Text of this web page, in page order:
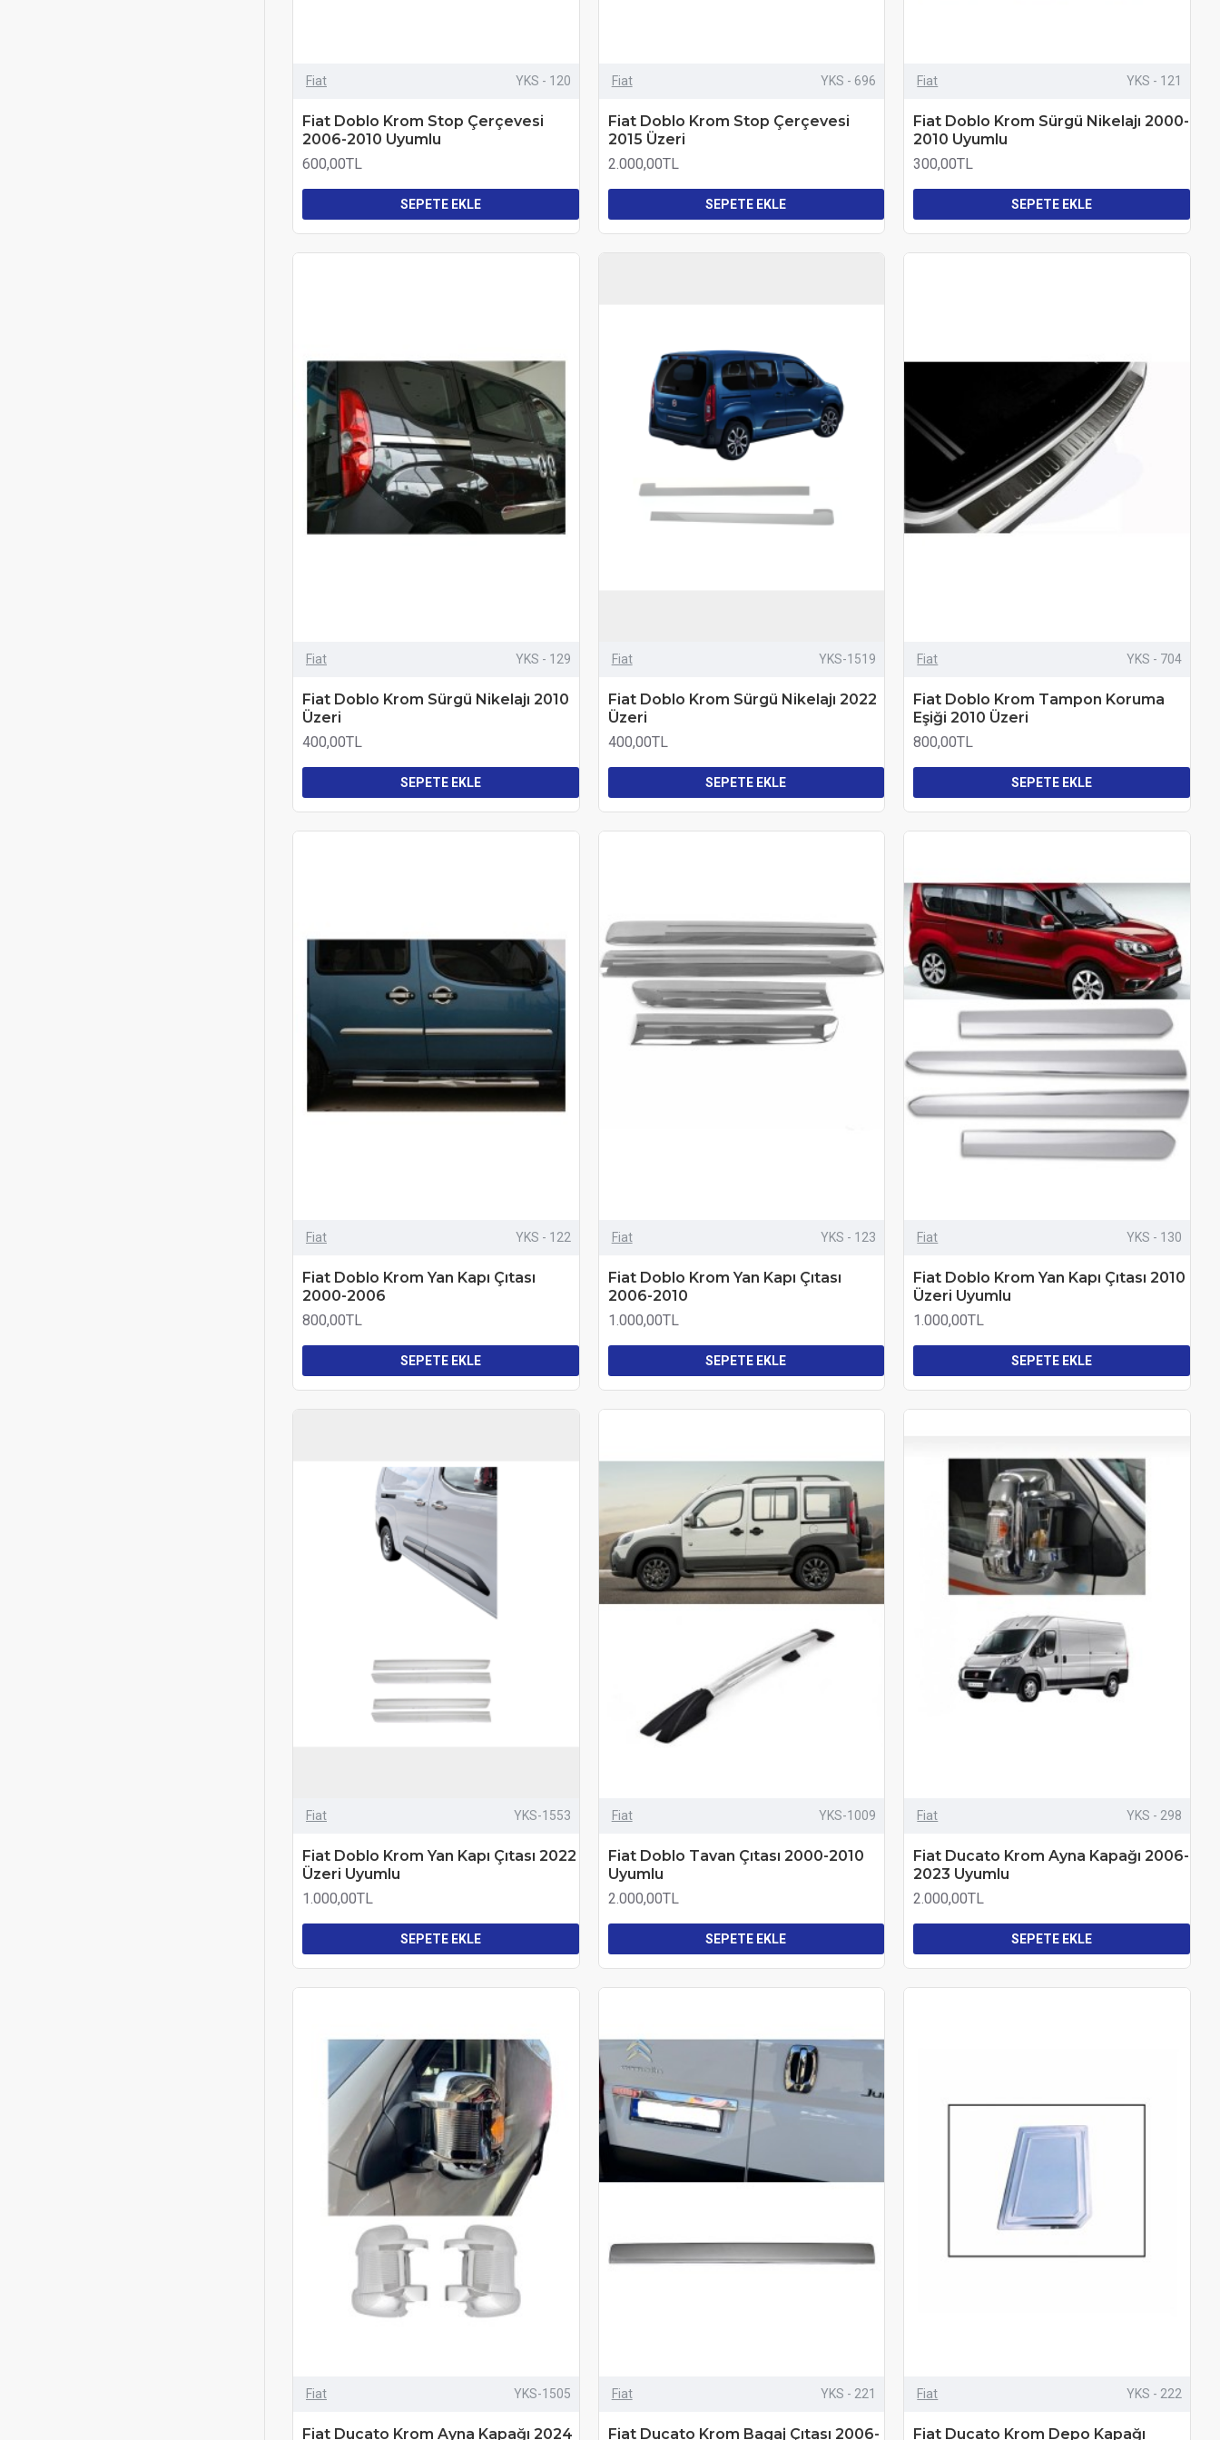
Fiat YKS - 120
Fiat Doblo Krom Stop Çerçevesi
2006-2010 Uyumlu
600,00TL
SEPETE EKLE
Fiat YKS - 696
Fiat Doblo Krom Stop Çerçevesi
2015 Üzeri
2.000,00TL
SEPETE EKLE
Fiat YKS - 121
Fiat Doblo Krom Sürgü Nikelajı 2000-
2010 Uyumlu
300,00TL
SEPETE EKLE
Fiat YKS - 129
Fiat Doblo Krom Sürgü Nikelajı 2010
Üzeri
400,00TL
SEPETE EKLE
Fiat YKS-1519
Fiat Doblo Krom Sürgü Nikelajı 2022
Üzeri
400,00TL
SEPETE EKLE
Fiat YKS - 704
Fiat Doblo Krom Tampon Koruma
Eşiği 2010 Üzeri
800,00TL
SEPETE EKLE
Fiat YKS - 122
Fiat Doblo Krom Yan Kapı Çıtası
2000-2006
800,00TL
SEPETE EKLE
Fiat YKS - 123
Fiat Doblo Krom Yan Kapı Çıtası
2006-2010
1.000,00TL
SEPETE EKLE
Fiat YKS - 130
Fiat Doblo Krom Yan Kapı Çıtası 2010
Üzeri Uyumlu
1.000,00TL
SEPETE EKLE
Fiat YKS-1553
Fiat Doblo Krom Yan Kapı Çıtası 2022
Üzeri Uyumlu
1.000,00TL
SEPETE EKLE
Fiat YKS-1009
Fiat Doblo Tavan Çıtası 2000-2010
Uyumlu
2.000,00TL
SEPETE EKLE
Fiat YKS - 298
Fiat Ducato Krom Ayna Kapağı 2006-
2023 Uyumlu
2.000,00TL
SEPETE EKLE
Fiat YKS-1505
Fiat Ducato Krom Ayna Kapağı 2024
Fiat YKS - 221
Fiat Ducato Krom Bagaj Çıtası 2006-
Fiat YKS - 222
Fiat Ducato Krom Depo Kapağı